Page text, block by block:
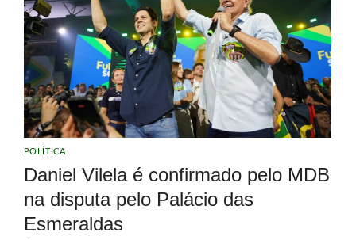
POLÍTICA
Daniel Vilela é confirmado pelo MDB
na disputa pelo Palácio das
Esmeraldas